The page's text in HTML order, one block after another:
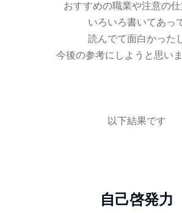
おすすめの職業や注意の
いろいろ書いてあっ
読んでて面白かった
今後の参考にしようと思い
以下結果です
自己啓発力